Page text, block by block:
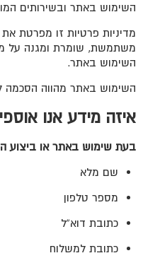
השימוש באתר ובשירותים
מדיניות פרטיות זו מפרטת
משתמשת, שומרת ומגנה על
השימוש באתר.
השימוש באתר מהווה הסכמה
איזה מידע אנו
בעת שימוש באתר או ביצוע
שם מלא
מספר טלפון
כתובת דוא”ל
כתובת למשלוח